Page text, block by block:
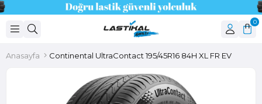
0
Anasayfa Continental UltraContact 195/45R16 84H XL FR EV